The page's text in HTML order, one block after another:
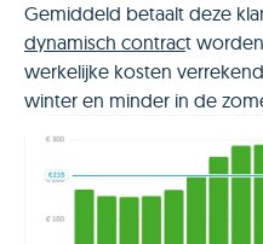
Gemiddeld betaalt deze
dynamisch contract
werkelijke kosten
winter en minder in de